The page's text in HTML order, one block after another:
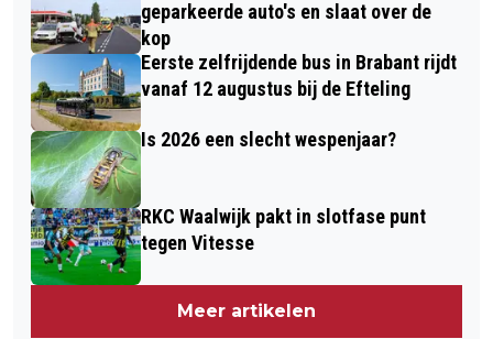
geparkeerde auto's en slaat over de
kop
Eerste zelfrijdende bus in Brabant rijdt
vanaf 12 augustus bij de Efteling
Is 2026 een slecht wespenjaar?
RKC Waalwijk pakt in slotfase punt
tegen Vitesse
Meer artikelen